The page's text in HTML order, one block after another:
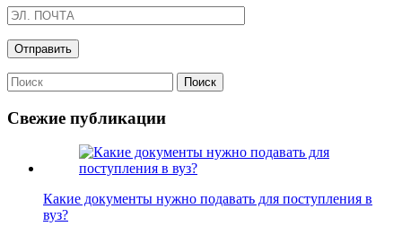
Свежие публикации
Какие документы нужно подавать для поступления в
вуз?